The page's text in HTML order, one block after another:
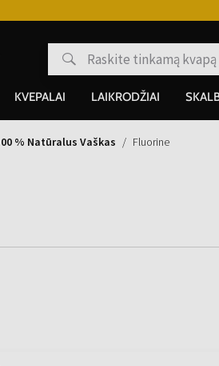
KVEPALAI LAIKRODŽIAI
% Natūralus Vaškas Fluorine